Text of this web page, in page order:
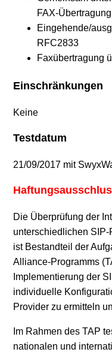
FAX-Übertragung
Eingehende/
RFC2833
Faxübertragung
Einschränkungen
Keine
Testdatum
21/09/2017 mit
Die Überprüfung der
unterschiedlichen
ist Bestandteil der
Alliance-Programms
Implementierung der
individuelle
Provider zu ermitteln
Im Rahmen des TAP
nationalen und